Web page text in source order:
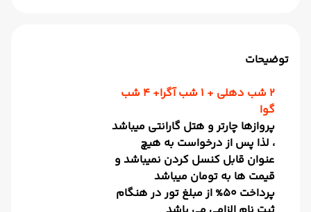
توضیحات
2 شب دهلی + 1 شب آگرا+ 4 شب
گوا
پروازها چارتر و هتل گارانتی میباشد
، لذا پس از درخواست به هیچ
عنوان قابل کنسل کردن نمیباشد و
قیمت ها به تومان میباشد
پرداخت 50% از مبلغ تور در هنگام